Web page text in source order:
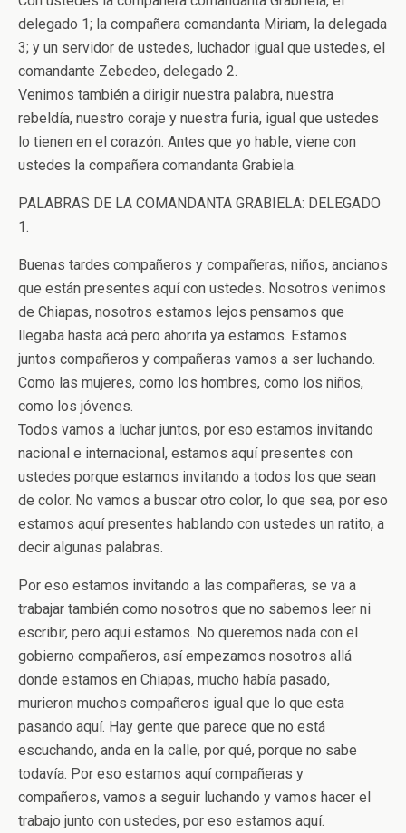
delegado 1; la compañera comandanta Miriam, la delegada
3; y un servidor de ustedes, luchador igual que ustedes, el
comandante Zebedeo, delegado 2.
Venimos también a dirigir nuestra palabra, nuestra
rebeldía, nuestro coraje y nuestra furia, igual que ustedes
lo tienen en el corazón. Antes que yo hable, viene con
ustedes la compañera comandanta Grabiela.
PALABRAS DE LA COMANDANTA GRABIELA: DELEGADO
1.
Buenas tardes compañeros y compañeras, niños, ancianos
que están presentes aquí con ustedes. Nosotros venimos
de Chiapas, nosotros estamos lejos pensamos que
llegaba hasta acá pero ahorita ya estamos. Estamos
juntos compañeros y compañeras vamos a ser luchando.
Como las mujeres, como los hombres, como los niños,
como los jóvenes.
Todos vamos a luchar juntos, por eso estamos invitando
nacional e internacional, estamos aquí presentes con
ustedes porque estamos invitando a todos los que sean
de color. No vamos a buscar otro color, lo que sea, por eso
estamos aquí presentes hablando con ustedes un ratito, a
decir algunas palabras.
Por eso estamos invitando a las compañeras, se va a
trabajar también como nosotros que no sabemos leer ni
escribir, pero aquí estamos. No queremos nada con el
gobierno compañeros, así empezamos nosotros allá
donde estamos en Chiapas, mucho había pasado,
murieron muchos compañeros igual que lo que esta
pasando aquí. Hay gente que parece que no está
escuchando, anda en la calle, por qué, porque no sabe
todavía. Por eso estamos aquí compañeras y
compañeros, vamos a seguir luchando y vamos hacer el
trabajo junto con ustedes, por eso estamos aquí.